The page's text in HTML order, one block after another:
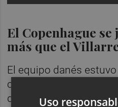
El Copenhague
más que el
El equipo danés
casuística que los de
diferencia es que ellos
Uso